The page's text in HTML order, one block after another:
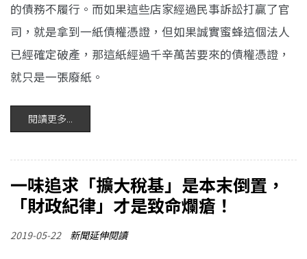
的債務不履行。而如果這些店家經過民事訴訟打贏了官
司，就是拿到一紙債權憑證，但如果誠實蜜蜂這個法人
已經確定破產，那這紙經過千辛萬苦要來的債權憑證，
就只是一張廢紙。
閱讀更多...
一味追求「擴大稅基」是本末倒置，
「財政紀律」才是致命爛瘡！
2019-05-22 新聞延伸閱讀